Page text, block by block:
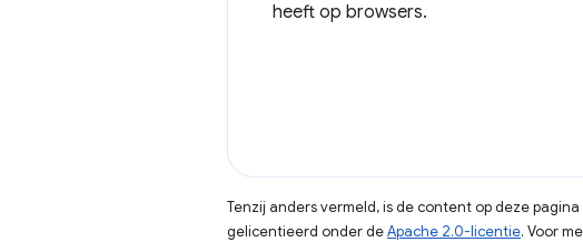
heeft op browsers.
Tenzij anders vermeld, is de content op deze
gelicentieerd onder deApache 2.0-licentie. Voor